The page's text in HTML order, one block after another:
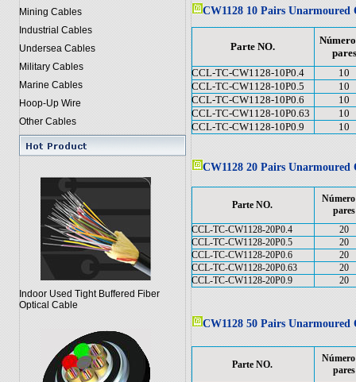
Mining Cables
Industrial Cables
Undersea Cables
Military Cables
Marine Cables
Hoop-Up Wire
Other Cables
Indoor Used Tight Buffered Fiber
Optical Cable
CW1128 10 Pairs Unarmoured
Parte NO.
pares
CCL-TC-CW1128-10P0.4
10
CCL-TC-CW1128-10P0.5
10
CCL-TC-CW1128-10P0.6
10
CCL-TC-CW1128-10P0.63
10
CCL-TC-CW1128-10P0.9
10
CW1128 20 Pairs Unarmoured
Parte NO.
pares
CCL-TC-CW1128-20P0.4
20
CCL-TC-CW1128-20P0.5
20
CCL-TC-CW1128-20P0.6
20
CCL-TC-CW1128-20P0.63
20
CCL-TC-CW1128-20P0.9
20
CW1128 50 Pairs Unarmoured
Parte NO.
pares